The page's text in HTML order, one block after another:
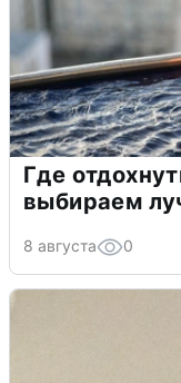
Где
выбираем
8 августа 0